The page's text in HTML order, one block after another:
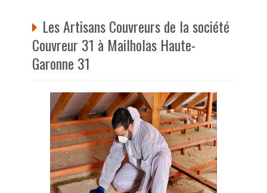
Les Artisans Couvreurs de la société
Couvreur 31 à Mailholas Haute-
Garonne 31